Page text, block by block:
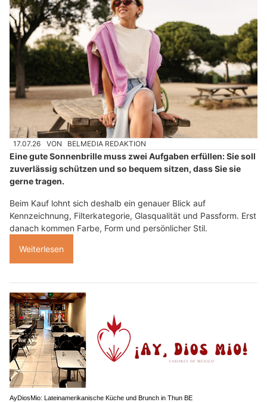
17.07.26 VON BELMEDIA REDAKTION
Eine gute Sonnenbrille muss zwei Aufgaben erfüllen: Sie soll
zuverlässig schützen und so bequem sitzen, dass Sie sie
gerne tragen.
Beim Kauf lohnt sich deshalb ein genauer Blick auf
Kennzeichnung, Filterkategorie, Glasqualität und Passform. Erst
danach kommen Farbe, Form und persönlicher Stil.
Weiterlesen
AyDiosMio: Lateinamerikanische Küche und Brunch in Thun BE